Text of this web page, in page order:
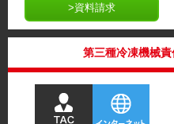
>資料請求
第三種冷凍機械